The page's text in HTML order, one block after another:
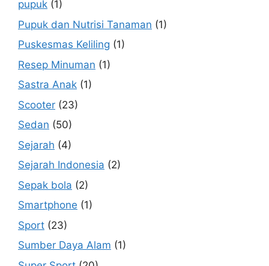
pupuk (1)
Pupuk dan Nutrisi Tanaman (1)
Puskesmas Keliling (1)
Resep Minuman (1)
Sastra Anak (1)
Scooter (23)
Sedan (50)
Sejarah (4)
Sejarah Indonesia (2)
Sepak bola (2)
Smartphone (1)
Sport (23)
Sumber Daya Alam (1)